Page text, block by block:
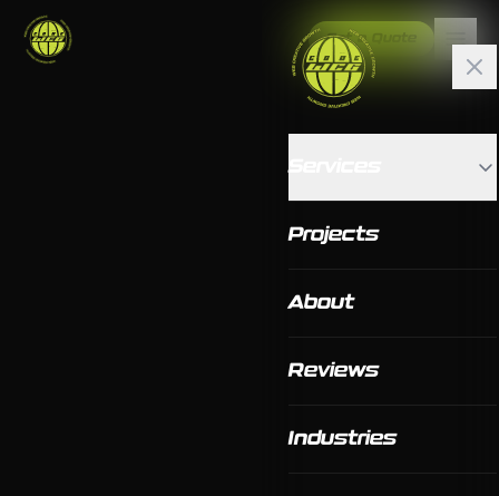
Get a Quote
Projects
About
Reviews
Industries